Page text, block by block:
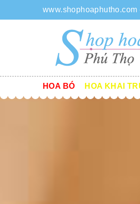
www.shophoaphutho.com
HOA BÓ HOA KHAI